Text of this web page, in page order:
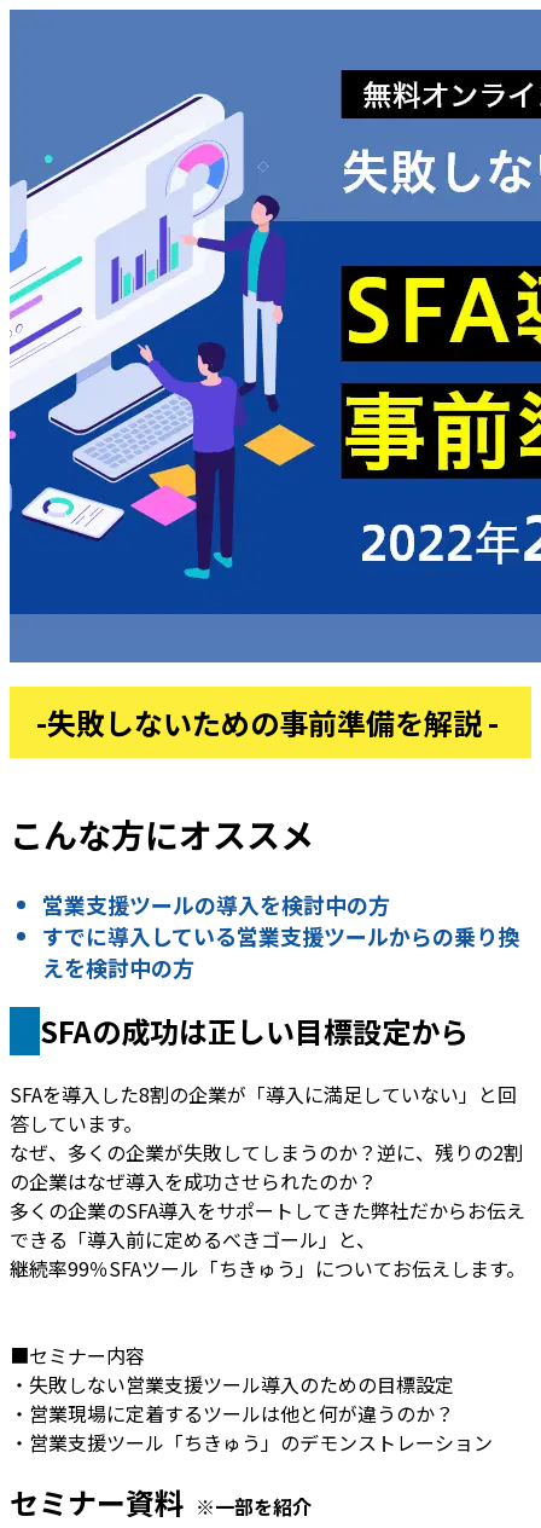
-失敗しないための事前準備を解説 -
こんな方にオススメ
営業支援ツールの導入を検討中の方
すでに導入している営業支援ツールからの乗り換
えを検討中の方
SFAの成功は正しい目標設定から
SFAを導入した8割の企業が「導入に満足していない」と回
答しています。
なぜ、多くの企業が失敗してしまうのか？逆に、残りの2割
の企業はなぜ導入を成功させられたのか？
多くの企業のSFA導入をサポートしてきた弊社だからお伝え
できる「導入前に定めるべきゴール」と、
継続率99％SFAツール「ちきゅう」についてお伝えします。
■セミナー内容
・失敗しない営業支援ツール導入のための目標設定
・営業現場に定着するツールは他と何が違うのか？
・営業支援ツール「ちきゅう」のデモンストレーション
セミナー資料 ※一部を紹介